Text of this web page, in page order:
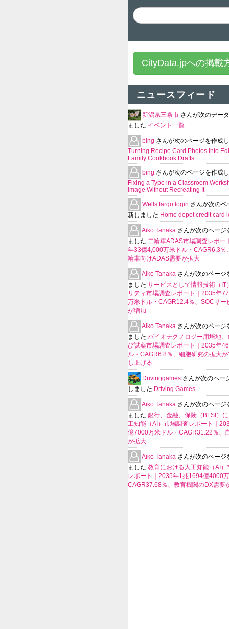
CityData.jpへの掲載
ニュースフィード
新潟県三条市 さんが次のデー
ました イベント一覧
bing さんが次のページを作成
Turning Recipe Card Photos Into
Family Cookbook Drafts
bing さんが次のページを作成
Fixing a Typo in a Classroom
Image Without Recreating It
Wells fargo login さんが次のペ
新しました Home depot credit card
Aiko Tanaka さんが次のページ
ました 二輪車ADAS市場調査レポー
年33億4,000万米ドル・CAGR6.3％
輪車向けADAS需要が拡大
Aiko Tanaka さんが次のページ
ました サービスとして情報技術（IT
リティ市場調査レポート｜2035年
万米ドル・CAGR12.4％、SOCサー
が増加
Aiko Tanaka さんが次のページ
ました バイオテクノロジー用培地、
び試薬市場調査レポート｜2035年
ル・CAGR6.8％、細胞研究の拡大
し上げる
Drivinggames さんが次のペー
しました Driving Games
Aiko Tanaka さんが次のページ
ました 銀行、金融、保険（BFSI）
工知能（AI）市場調査レポート｜
億7000万米ドル・CAGR31.22％、
が拡大
Aiko Tanaka さんが次のページ
ました 教育における人工知能（AI）
レポート｜2035年1兆1694億4000
CAGR37.68％、教育機関のDX需要